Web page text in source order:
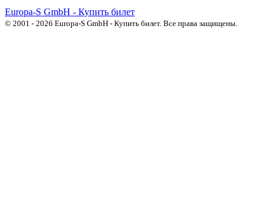
Europa-S GmbH - Купить билет
© 2001 - 2026 Europa-S GmbH - Купить билет. Все права защищены.